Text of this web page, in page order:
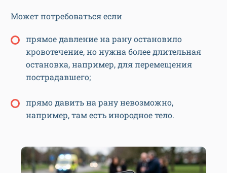
Может потребоваться если
прямое давление на рану остановило
кровотечение, но нужна более длительная
остановка, например, для перемещения
пострадавшего;
прямо давить на рану невозможно,
например, там есть инородное тело.